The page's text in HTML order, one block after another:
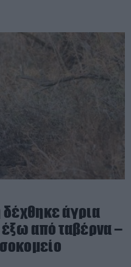
άγρια
από ταβέρνα –